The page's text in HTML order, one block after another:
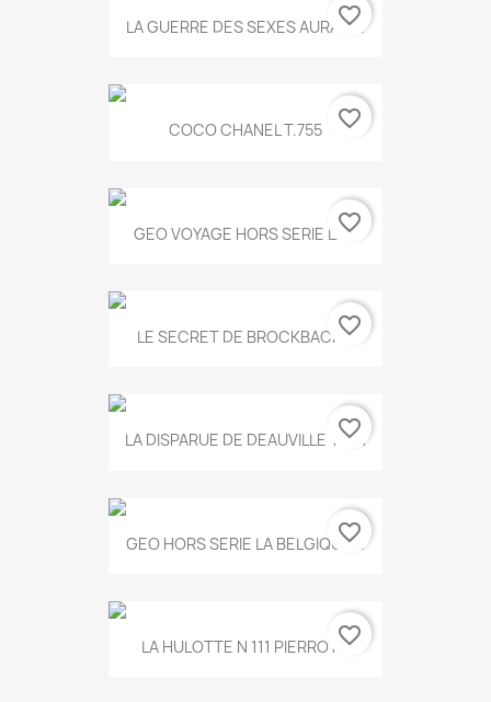
LA GUERRE DES SEXES AURA T...
favorite_border
COCO CHANEL T.755 favorite_border
GEO VOYAGE HORS SERIE LA...
favorite_border
LE SECRET DE BROCKBACK...
favorite_border
LA DISPARUE DE DEAUVILLE T.551
favorite_border
GEO HORS SERIE LA BELGIQUE...
favorite_border
LA HULOTTE N 111 PIERROT...favorite_border